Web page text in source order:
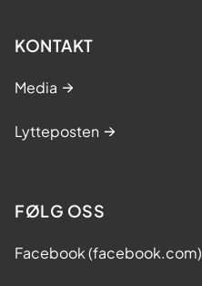
KONTAKT
Media
Lytteposten
FØLG OSS
Facebook (facebook.com)